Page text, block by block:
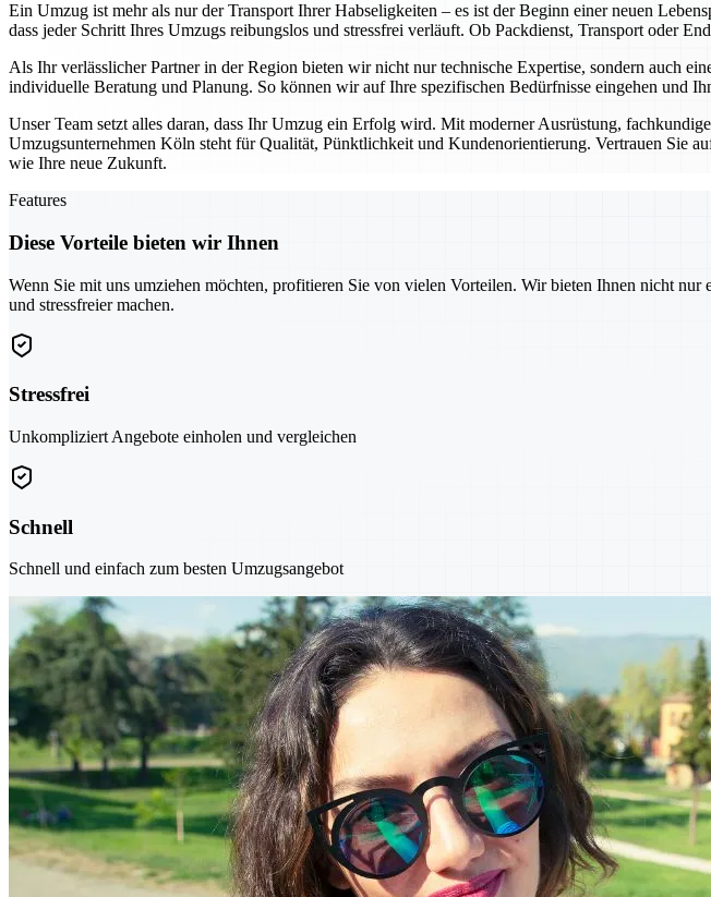
Ein Umzug ist mehr als nur der Transport Ihrer Habseligkeiten – es ist der Beginn einer neuen
dass jeder Schritt Ihres Umzugs reibungslos und stressfrei verläuft. Ob Packdienst, Transport oder
Als Ihr verlässlicher Partner in der Region bieten wir nicht nur technische Expertise, sondern auch
individuelle Beratung und Planung. So können wir auf Ihre spezifischen Bedürfnisse eingehen und
Unser Team setzt alles daran, dass Ihr Umzug ein Erfolg wird. Mit moderner Ausrüstung,
Umzugsunternehmen Köln steht für Qualität, Pünktlichkeit und Kundenorientierung. Vertrauen Sie
wie Ihre neue Zukunft.
Features
Diese Vorteile bieten wir Ihnen
Wenn Sie mit uns umziehen möchten, profitieren Sie von vielen Vorteilen. Wir bieten Ihnen nicht
und stressfreier machen.
Stressfrei
Unkompliziert Angebote einholen und vergleichen
Schnell
Schnell und einfach zum besten Umzugsangebot